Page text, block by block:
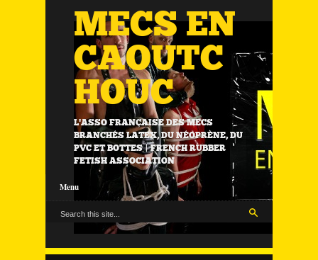
MECS EN
CAOUTC
HOUC
L'ASSO FRANÇAISE DES MECS
BRANCHÉS LATEX, DU NÉOPRÈNE, DU
PVC ET BOTTES | FRENCH RUBBER
FETISH ASSOCIATION
Menu